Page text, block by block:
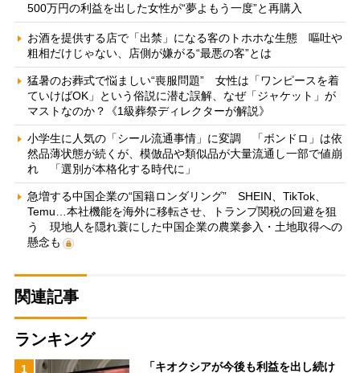
500万円の利益を出した女性が“夢よもう一度”と再購入
お酒を提供する店で「出禁」になる客のトホホな生態 嘔吐や
粗相だけじゃない、店側が嫌がる“最悪の客”とは
猛暑のお葬式で悩ましい“喪服問題” 女性は「ワンピースを着
ていけばOK」という俗説に潜む誤解、なぜ「ジャケット」が
マストなのか？《1級葬祭ディレクターが解説》
小学生に人気の「シール流通事情」に変調 「ボンドロ」は依
然品薄状態が続くが、模倣品や類似品が大量流通し一部で値崩
れ 「選別が本格化する時代に」
急増する中国企業の“国籍ロンダリング” SHEIN、TikTok、
Temu…本社機能を海外に移転させ、トランプ関税の回避を狙
う 現地人を隠れ蓑にした中国企業の農業参入・土地取得への
懸念も
関連記事
ランキング
1 「キオクシアが今後も利益を出し続け